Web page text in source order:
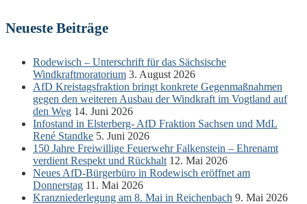
Neueste Beiträge
Rodewisch – Unterschrift für das Sächsische
Windkraftmoratorium 3. August 2026
AfD Kreistagsfraktion bringt konkrete Gegenmaßnahmen
gegen den weiteren Ausbau der Windkraft im Vogtland auf
den Weg 14. Juni 2026
Infostand in Elsterberg- AfD Fraktion Sachsen und MdL
René Standke 5. Juni 2026
150 Jahre Freiwillige Feuerwehr Falkenstein – Ehrenamt
verdient Respekt und Rückhalt 12. Mai 2026
Neues AfD-Bürgerbüro in Rodewisch eröffnet am
Donnerstag 11. Mai 2026
Kranzniederlegung am 8. Mai in Reichenbach 9. Mai 2026